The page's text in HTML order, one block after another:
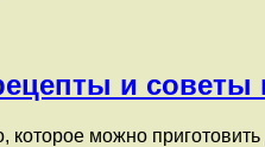
и
которое можно